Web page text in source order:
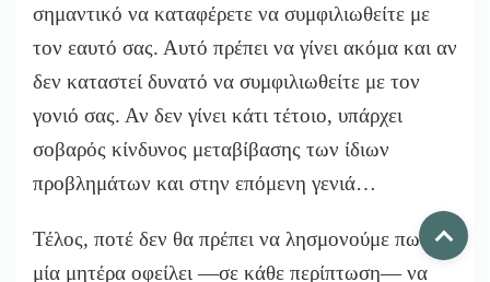
σημαντικό να καταφέρετε να συμφιλιωθείτε με
τον εαυτό σας. Αυτό πρέπει να γίνει ακόμα και αν
δεν καταστεί δυνατό να συμφιλιωθείτε με τον
γονιό σας. Αν δεν γίνει κάτι τέτοιο, υπάρχει
σοβαρός κίνδυνος μεταβίβασης των ίδιων
προβλημάτων και στην επόμενη γενιά…
Τέλος, ποτέ δεν θα πρέπει να λησμονούμε πως
μία μητέρα οφείλει —σε κάθε περίπτωση— να